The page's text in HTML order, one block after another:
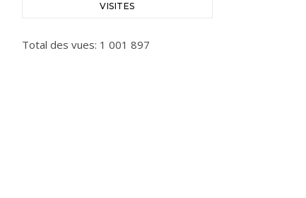
VISITES
Total des vues: 1 001 897